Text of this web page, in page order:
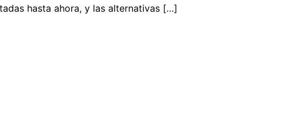
hasta ahora, y las alternativas […]